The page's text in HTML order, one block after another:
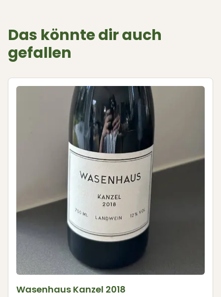
Das könnte dir auch
gefallen
Wasenhaus Kanzel 2018